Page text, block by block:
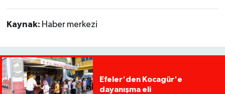
Kaynak: Haber merkezi
Efeler'den Kocagür'e
dayanışma eli